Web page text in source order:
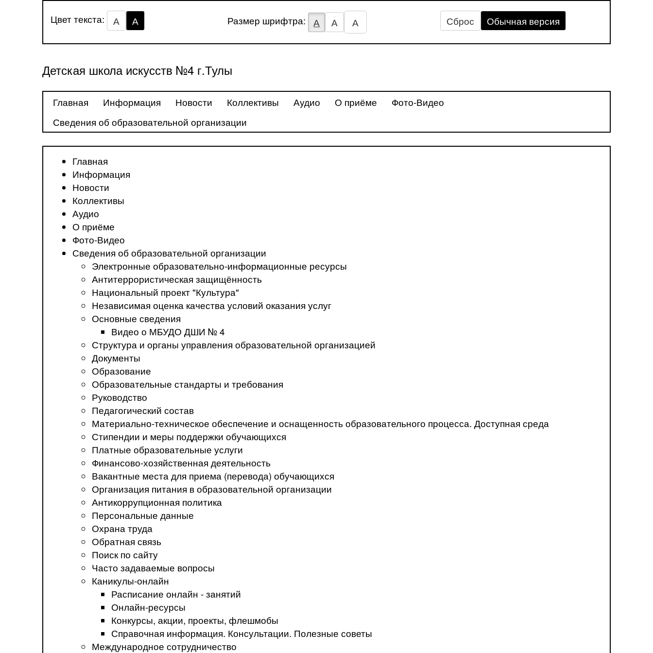
Цвет текста: А А Размер шрифтра: А А А Сброс Обычная версия
Детская школа искусств №4 г.Тулы
Главная Информация Новости Коллективы Аудио О приёме
Фото-Видео
Сведения об образовательной организации
Главная
Информация
Новости
Коллективы
Аудио
О приёме
Фото-Видео
Сведения об образовательной организации
Электронные образовательно-информационные ресурсы
Антитеррористическая защищённость
Национальный проект "Культура"
Независимая оценка качества условий оказания услуг
Основные сведения
Видео о МБУДО ДШИ № 4
Структура и органы управления образовательной организацией
Документы
Образование
Образовательные стандарты и требования
Руководство
Педагогический состав
Материально-техническое обеспечение и оснащенность образовательного процесса. Доступная среда
Стипендии и меры поддержки обучающихся
Платные образовательные услуги
Финансово-хозяйственная деятельность
Вакантные места для приема (перевода) обучающихся
Организация питания в образовательной организации
Антикоррупционная политика
Персональные данные
Охрана труда
Обратная связь
Поиск по сайту
Часто задаваемые вопросы
Каникулы-онлайн
Расписание онлайн - занятий
Онлайн-ресурсы
Конкурсы, акции, проекты, флешмобы
Справочная информация. Консультации. Полезные советы
Международное сотрудничество